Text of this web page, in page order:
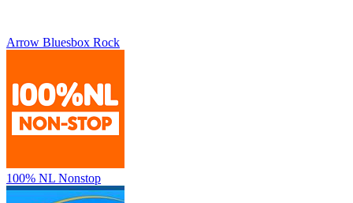
Arrow Bluesbox Rock
100% NL Nonstop